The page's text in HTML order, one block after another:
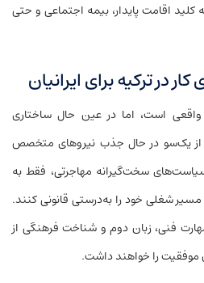
کلید اقامت پایدار، بیمه اجتماعی و حتی
ترکیه برای ایرانیان
واقعی است، اما در عین حال ساختاری
از یک‌سو در حال جذب نیروهای متخصص
سخت‌گیرانه مهاجرتی، فقط به
شغلی خود را به‌درستی قانونی کنند.
فنی، زبان دوم و شناخت فرهنگی از
موفقیت را خواهند داشت.